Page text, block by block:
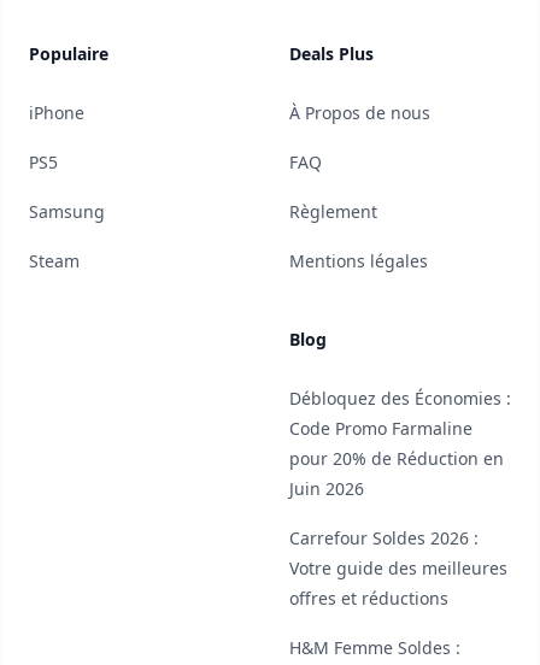
Populaire
iPhone
PS5
Samsung
Steam
Deals Plus
À Propos de nous
FAQ
Règlement
Mentions légales
Blog
Débloquez des Économies :
Code Promo Farmaline
pour 20% de Réduction en
Juin 2026
Carrefour Soldes 2026 :
Votre guide des meilleures
offres et réductions
H&M Femme Soldes :